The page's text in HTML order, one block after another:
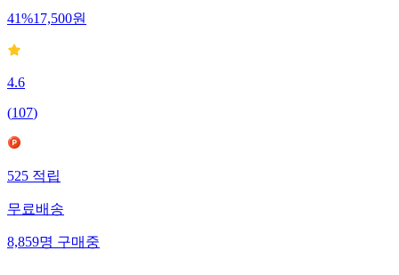
41%17,500원
4.6
(107)
525 적립
무료배송
8,859명 구매중